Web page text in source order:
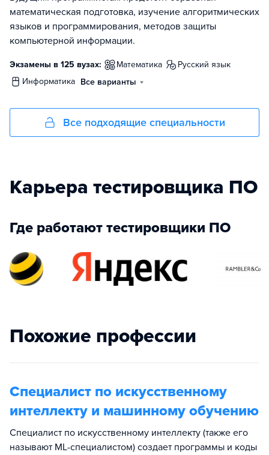
математическая подготовка, изучение алгоритмических
языков и программирования, методов защиты
компьютерной информации.
Экзамены в 125 вузах: математика
русский язык
информатика Все варианты
Все подходящие специальности
Карьера тестировщика ПО
Где работают тестировщики ПО
Похожие профессии
Специалист по искусственному
интеллекту и машинному обучению
Специалист по искусственному интеллекту (также его
называют ML-специалистом) создает программы и коды